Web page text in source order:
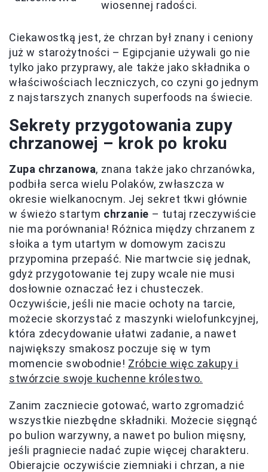
wiosennej radości.
Ciekawostką jest, że chrzan był znany i ceniony
już w starożytności – Egipcjanie używali go nie
tylko jako przyprawy, ale także jako składnika o
właściwościach leczniczych, co czyni go jednym
z najstarszych znanych superfoods na świecie.
Sekrety przygotowania zupy
chrzanowej – krok po kroku
Zupa chrzanowa, znana także jako chrzanówka,
podbiła serca wielu Polaków, zwłaszcza w
okresie wielkanocnym. Jej sekret tkwi głównie
w świeżo startym chrzanie – tutaj rzeczywiście
nie ma porównania! Różnica między chrzanem z
słoika a tym utartym w domowym zaciszu
przypomina przepaść. Nie martwcie się jednak,
gdyż przygotowanie tej zupy wcale nie musi
dosłownie oznaczać łez i chusteczek.
Oczywiście, jeśli nie macie ochoty na tarcie,
możecie skorzystać z maszynki wielofunkcyjnej,
która zdecydowanie ułatwi zadanie, a nawet
największy smakosz poczuje się w tym
momencie swobodnie! Zróbcie więc zakupy i
stwórzcie swoje kuchenne królestwo.
Zanim zaczniecie gotować, warto zgromadzić
wszystkie niezbędne składniki. Możecie sięgnąć
po bulion warzywny, a nawet po bulion mięsny,
jeśli pragniecie nadać zupie więcej charakteru.
Obierajcie oczywiście ziemniaki i chrzan, a nie